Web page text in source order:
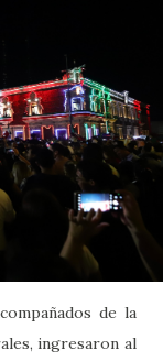
de la
ingresaron al